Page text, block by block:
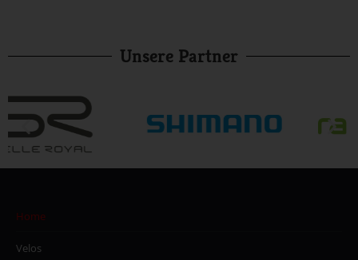
Unsere Partner
Home
Velos